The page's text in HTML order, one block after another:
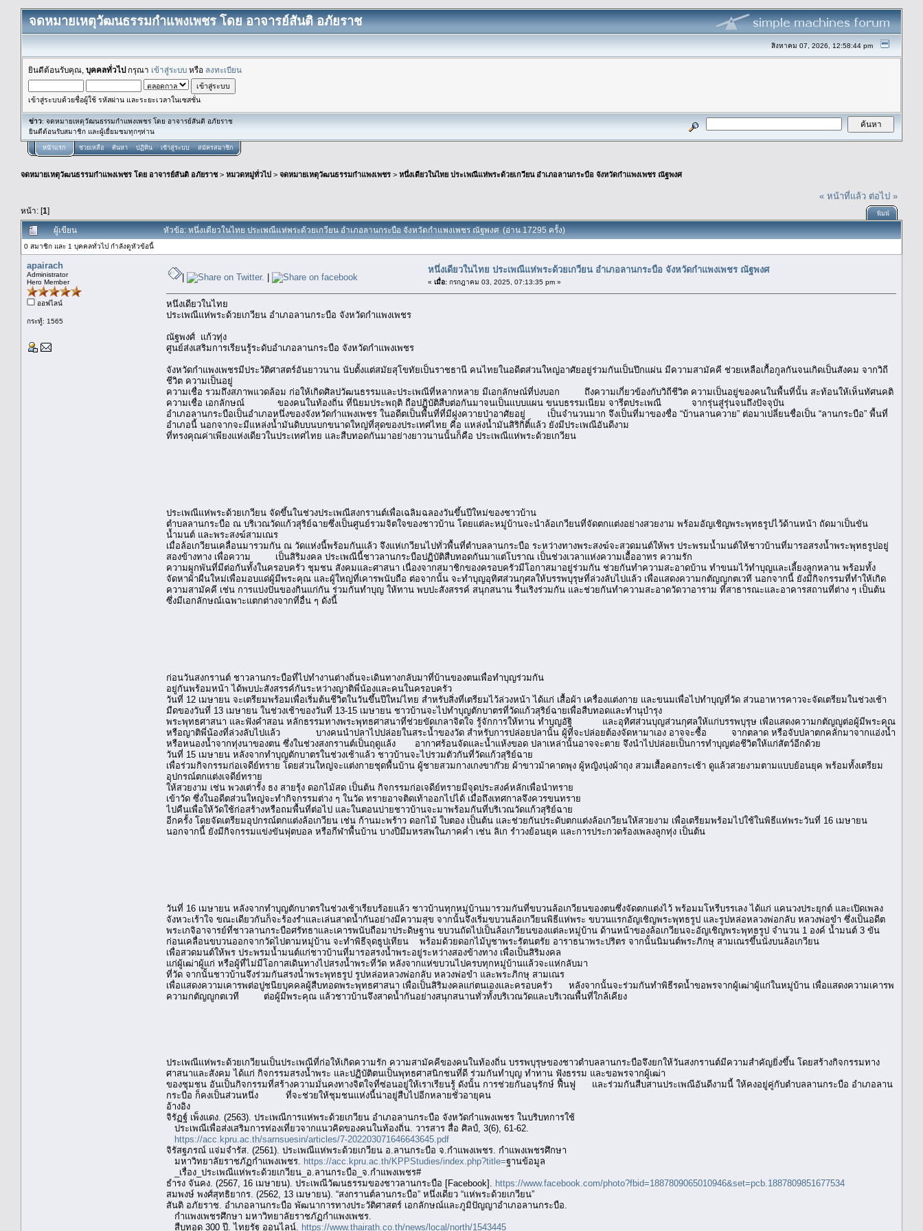
จดหมายเหตุวัฒนธรรมกำแพงเพชร โดย อาจารย์สันติ อภัยราช
สิงหาคม 07, 2026, 12:58:44 pm
ยินดีต้อนรับคุณ, บุคคลทั่วไปกรุณา เข้าสู่ระบบ หรือ ลงทะเบียน
เข้าสู่ระบบด้วยชื่อผู้ใช้ รหัสผ่าน และระยะเวลาในเซสชั่น
ข่าว: จดหมายเหตุวัฒนธรรมกำแพงเพชร โดย อาจารย์สันติ อภัยราช
ยินดีต้อนรับสมาชิก และผู้เยื่ยมชมทุกๆท่าน
หน้าแรก ช่วยเหลือ ค้นหา ปฏิทิน เข้าสู่ระบบ สมัครสมาชิก
จดหมายเหตุวัฒนธรรมกำแพงเพชร โดย อาจารย์สันติ อภัยราช> หมวดหมู่ทั่วไป > จดหมายเหตุวัฒนธรรมกำแพงเพชร > หนึ่งเดียวในไทย ประเพณีแห่พระด้วยเกวียน อำเภอลานกระบือ จังหวัดกำแพงเพชร ณัฐพงศ
หน้า: [1]
« หน้าที่แล้ว ต่อไป »
พิมพ์
ผู้เขียน หัวข้อ: หนึ่งเดียวในไทย ประเพณีแห่พระด้วยเกวียน อำเภอลานกระบือ จังหวัดกำแพงเพชร ณัฐพงศ (อ่าน 17295 ครั้ง)
0 สมาชิก และ 1 บุคคลทั่วไป กำลังดูหัวข้อนี้
apairach
Administrator
Hero Member
ออฟไลน์
กระทู้: 1565
| |
หนึ่งเดียวในไทย ประเพณีแห่พระด้วยเกวียน อำเภอลานกระบือ จังหวัดกำแพงเพชร ณัฐพงศ
« เมื่อ: กรกฎาคม 03, 2025, 07:13:35 pm »
หนึ่งเดียวในไทย
ประเพณีแห่พระด้วยเกวียน อำเภอลานกระบือ จังหวัดกำแพงเพชร
ณัฐพงศ์ แก้วทุ่ง
ศูนย์ส่งเสริมการเรียนรู้ระดับอำเภอลานกระบือ จังหวัดกำแพงเพชร
จังหวัดกำแพงเพชรมีประวัติศาสตร์อันยาวนาน นับตั้งแต่สมัยสุโขทัยเป็นราชธานี คนไทยในอดีตส่วนใหญ่อาศัยอยู่ร่วมกันเป็นปึกแผ่น มีความสามัคคี ช่วยเหลือเกื้อกูลกันจนเกิดเป็นสังคม จากวิถี
ชีวิต ความเป็นอยู่
ความเชื่อ รวมถึงสภาพแวดล้อม ก่อให้เกิดศิลปวัฒนธรรมและประเพณีที่หลากหลาย มีเอกลักษณ์ที่บ่งบอก ถึงความเกี่ยวข้องกับวิถีชีวิต ความเป็นอยู่ของคนในพื้นที่นั้น สะท้อนให้เห็นทัศนคติ
ความเชื่อ เอกลักษณ์ ของคนในท้องถิ่น ที่นิยมประพฤติ ถือปฏิบัติสืบต่อกันมาจนเป็นแบบแผน ขนบธรรมเนียม จารีตประเพณี จากรุ่นสู่รุ่นจนถึงปัจจุบัน
อำเภอลานกระบือเป็นอำเภอหนึ่งของจังหวัดกำแพงเพชร ในอดีตเป็นพื้นที่ที่มีฝูงควายป่าอาศัยอยู่ เป็นจำนวนมาก จึงเป็นที่มาของชื่อ “บ้านลานควาย” ต่อมาเปลี่ยนชื่อเป็น “ลานกระบือ” พื้นที่
อำเภอนี้ นอกจากจะมีแหล่งน้ำมันดิบบนบกขนาดใหญ่ที่สุดของประเทศไทย คือ แหล่งน้ำมันสิริกิติ์แล้ว ยังมีประเพณีอันดีงาม
ที่ทรงคุณค่าเพียงแห่งเดียวในประเทศไทย และสืบทอดกันมาอย่างยาวนานนั้นก็คือ ประเพณีแห่พระด้วยเกวียน
ประเพณีแห่พระด้วยเกวียน จัดขึ้นในช่วงประเพณีสงกรานต์เพื่อเฉลิมฉลองวันขึ้นปีใหม่ของชาวบ้าน
ตำบลลานกระบือ ณ บริเวณวัดแก้วสุริย์ฉายซึ่งเป็นศูนย์รวมจิตใจของชาวบ้าน โดยแต่ละหมู่บ้านจะนำล้อเกวียนที่จัดตกแต่งอย่างสวยงาม พร้อมอัญเชิญพระพุทธรูปไว้ด้านหน้า ถัดมาเป็นขัน
น้ำมนต์ และพระสงฆ์สามเณร
เมื่อล้อเกวียนเคลื่อนมารวมกัน ณ วัดแห่งนี้พร้อมกันแล้ว จึงแห่เกวียนไปทั่วพื้นที่ตำบลลานกระบือ ระหว่างทางพระสงฆ์จะสวดมนต์ให้พร ประพรมน้ำมนต์ให้ชาวบ้านที่มารอสรงน้ำพระพุทธรูปอยู่
สองข้างทาง เพื่อความ เป็นสิริมงคล ประเพณีนี้ชาวลานกระบือปฏิบัติสืบทอดกันมาแต่โบราณ เป็นช่วงเวลาแห่งความเอื้ออาทร ความรัก
ความผูกพันที่มีต่อกันทั้งในครอบครัว ชุมชน สังคมและศาสนา เนื่องจากสมาชิกของครอบครัวมีโอกาสมาอยู่ร่วมกัน ช่วยกันทำความสะอาดบ้าน ทำขนมไว้ทำบุญและเลี้ยงลูกหลาน พร้อมทั้ง
จัดหาผ้าผืนใหม่เพื่อมอบแด่ผู้มีพระคุณ และผู้ใหญ่ที่เคารพนับถือ ต่อจากนั้น จะทำบุญอุทิศส่วนกุศลให้บรรพบุรุษที่ล่วงลับไปแล้ว เพื่อแสดงความกตัญญูกตเวที นอกจากนี้ ยังมีกิจกรรมที่ทำให้เกิด
ความสามัคคี เช่น การแบ่งปันของกินแก่กัน ร่วมกันทำบุญ ให้ทาน พบปะสังสรรค์ สนุกสนาน รื่นเริงร่วมกัน และช่วยกันทำความสะอาดวัดวาอาราม ที่สาธารณะและอาคารสถานที่ต่าง ๆ เป็นต้น
ซึ่งมีเอกลักษณ์เฉพาะแตกต่างจากที่อื่น ๆ ดังนี้
ก่อนวันสงกรานต์ ชาวลานกระบือที่ไปทำงานต่างถิ่นจะเดินทางกลับมาที่บ้านของตนเพื่อทำบุญร่วมกัน
อยู่กันพร้อมหน้า ได้พบปะสังสรรค์กันระหว่างญาติพี่น้องและคนในครอบครัว
วันที่ 12 เมษายน จะเตรียมพร้อมเพื่อเริ่มต้นชีวิตในวันขึ้นปีใหม่ไทย สำหรับสิ่งที่เตรียมไว้ล่วงหน้า ได้แก่ เสื้อผ้า เครื่องแต่งกาย และขนมเพื่อไปทำบุญที่วัด ส่วนอาหารคาวจะจัดเตรียมในช่วงเช้า
มืดของวันที่ 13 เมษายน ในช่วงเช้าของวันที่ 13-15 เมษายน ชาวบ้านจะไปทำบุญตักบาตรที่วัดแก้วสุริย์ฉายเพื่อสืบทอดและทำนุบำรุง
พระพุทธศาสนา และฟังคำสอน หลักธรรมทางพระพุทธศาสนาที่ช่วยขัดเกลาจิตใจ รู้จักการให้ทาน ทำบุญอัฐิ และอุทิศส่วนบุญส่วนกุศลให้แก่บรรพบุรุษ เพื่อแสดงความกตัญญูต่อผู้มีพระคุณ
หรือญาติพี่น้องที่ล่วงลับไปแล้ว บางคนนำปลาไปปล่อยในสระน้ำของวัด สำหรับการปล่อยปลานั้น ผู้ที่จะปล่อยต้องจัดหามาเอง อาจจะซื้อ จากตลาด หรือจับปลาตกคลั่กมาจากแอ่งน้ำ
หรือหนองน้ำจากทุ่งนาของตน ซึ่งในช่วงสงกรานต์เป็นฤดูแล้ง อากาศร้อนจัดและน้ำแห้งขอด ปลาเหล่านั้นอาจจะตาย จึงนำไปปล่อยเป็นการทำบุญต่อชีวิตให้แก่สัตว์อีกด้วย
วันที่ 15 เมษายน หลังจากทำบุญตักบาตรในช่วงเช้าแล้ว ชาวบ้านจะไปรวมตัวกันที่วัดแก้วสุริย์ฉาย
เพื่อร่วมกิจกรรมก่อเจดีย์ทราย โดยส่วนใหญ่จะแต่งกายชุดพื้นบ้าน ผู้ชายสวมกางเกงขาก๊วย ผ้าขาวม้าคาดพุง ผู้หญิงนุ่งผ้าถุง สวมเสื้อคอกระเช้า ดูแล้วสวยงามตามแบบย้อนยุค พร้อมทั้งเตรียม
อุปกรณ์ตกแต่งเจดีย์ทราย
ให้สวยงาม เช่น พวงเต่ารั้ง ธง สายรุ้ง ดอกไม้สด เป็นต้น กิจกรรมก่อเจดีย์ทรายมีจุดประสงค์หลักเพื่อนำทราย
เข้าวัด ซึ่งในอดีตส่วนใหญ่จะทำกิจกรรมต่าง ๆ ในวัด ทรายอาจติดเท้าออกไปได้ เมื่อถึงเทศกาลจึงควรขนทราย
ไปคืนเพื่อให้วัดใช้ก่อสร้างหรือถมพื้นที่ต่อไป และในตอนบ่ายชาวบ้านจะมาพร้อมกันที่บริเวณวัดแก้วสุริย์ฉาย
อีกครั้ง โดยจัดเตรียมอุปกรณ์ตกแต่งล้อเกวียน เช่น ก้านมะพร้าว ดอกไม้ ใบตอง เป็นต้น และช่วยกันประดับตกแต่งล้อเกวียนให้สวยงาม เพื่อเตรียมพร้อมไปใช้ในพิธีแห่พระวันที่ 16 เมษายน
นอกจากนี้ ยังมีกิจกรรมแข่งขันฟุตบอล หรือกีฬาพื้นบ้าน บางปีมีมหรสพในภาคค่ำ เช่น ลิเก รำวงย้อนยุค และการประกวดร้องเพลงลูกทุ่ง เป็นต้น
วันที่ 16 เมษายน หลังจากทำบุญตักบาตรในช่วงเช้าเรียบร้อยแล้ว ชาวบ้านทุกหมู่บ้านมารวมกันที่ขบวนล้อเกวียนของตนซึ่งจัดตกแต่งไว้ พร้อมมโหรีบรรเลง ได้แก่ แคนวงประยุกต์ และเปิดเพลง
จังหวะเร้าใจ ขณะเดียวกันก็จะร้องรำและเล่นสาดน้ำกันอย่างมีความสุข จากนั้นจึงเริ่มขบวนล้อเกวียนพิธีแห่พระ ขบวนแรกอัญเชิญพระพุทธรูป และรูปหล่อหลวงพ่อกลับ หลวงพ่อขำ ซึ่งเป็นอดีต
พระเกจิอาจารย์ที่ชาวลานกระบือศรัทธาและเคารพนับถือมาประดิษฐาน ขบวนถัดไปเป็นล้อเกวียนของแต่ละหมู่บ้าน ด้านหน้าของล้อเกวียนจะอัญเชิญพระพุทธรูป จำนวน 1 องค์ น้ำมนต์ 3 ขัน
ก่อนเคลื่อนขบวนออกจากวัดไปตามหมู่บ้าน จะทำพิธีจุดธูปเทียน พร้อมด้วยดอกไม้บูชาพระรัตนตรัย อาราธนาพระปริตร จากนั้นนิมนต์พระภิกษุ สามเณรขึ้นนั่งบนล้อเกวียน
เพื่อสวดมนต์ให้พร ประพรมน้ำมนต์แก่ชาวบ้านที่มารอสรงน้ำพระอยู่ระหว่างสองข้างทาง เพื่อเป็นสิริมงคล
แก่ผู้เฒ่าผู้แก่ หรือผู้ที่ไม่มีโอกาสเดินทางไปสรงน้ำพระที่วัด หลังจากแห่ขบวนไปครบทุกหมู่บ้านแล้วจะแห่กลับมา
ที่วัด จากนั้นชาวบ้านจึงร่วมกันสรงน้ำพระพุทธรูป รูปหล่อหลวงพ่อกลับ หลวงพ่อขำ และพระภิกษุ สามเณร
เพื่อแสดงความเคารพต่อปูชนียบุคคลผู้สืบทอดพระพุทธศาสนา เพื่อเป็นสิริมงคลแก่ตนเองและครอบครัว หลังจากนั้นจะร่วมกันทำพิธีรดน้ำขอพรจากผู้เฒ่าผู้แก่ในหมู่บ้าน เพื่อแสดงความเคารพ
ความกตัญญูกตเวที ต่อผู้มีพระคุณ แล้วชาวบ้านจึงสาดน้ำกันอย่างสนุกสนานทั่วทั้งบริเวณวัดและบริเวณพื้นที่ใกล้เคียง
ประเพณีแห่พระด้วยเกวียนเป็นประเพณีที่ก่อให้เกิดความรัก ความสามัคคีของคนในท้องถิ่น บรรพบุรุษของชาวตำบลลานกระบือจึงยกให้วันสงกรานต์มีความสำคัญยิ่งขึ้น โดยสร้างกิจกรรมทาง
ศาสนาและสังคม ได้แก่ กิจกรรมสรงน้ำพระ และปฏิบัติตนเป็นพุทธศาสนิกชนที่ดี ร่วมกันทำบุญ ทำทาน ฟังธรรม และขอพรจากผู้เฒ่า
ของชุมชน อันเป็นกิจกรรมที่สร้างความมั่นคงทางจิตใจที่ซ่อนอยู่ให้เราเรียนรู้ ดังนั้น การช่วยกันอนุรักษ์ ฟื้นฟู และร่วมกันสืบสานประเพณีอันดีงามนี้ ให้คงอยู่คู่กับตำบลลานกระบือ อำเภอลาน
กระบือ ก็คงเป็นส่วนหนึ่ง ที่จะช่วยให้ชุมชนแห่งนี้น่าอยู่สืบไปอีกหลายชั่วอายุคน
อ้างอิง
จิรัฏฐ์ เพ็งแดง. (2563). ประเพณีการแห่พระด้วยเกวียน อำเภอลานกระบือ จังหวัดกำแพงเพชร ในบริบทการใช้
ประเพณีเพื่อส่งเสริมการท่องเที่ยวจากแนวคิดของคนในท้องถิ่น. วารสาร สื่อ ศิลป์, 3(6), 61-62.
https://acc.kpru.ac.th/sarnsuesin/articles/7-202203071646643645.pdf
จิรัสฐภรณ์ แจ่มจำรัส. (2561). ประเพณีแห่พระด้วยเกวียน อ.ลานกระบือ จ.กำแพงเพชร. กำแพงเพชรศึกษา
มหาวิทยาลัยราชภัฏกำแพงเพชร. https://acc.kpru.ac.th/KPPStudies/index.php?title=ฐานข้อมูล
_เรื่อง_ประเพณีแห่พระด้วยเกวียน_อ.ลานกระบือ_จ.กำแพงเพชร#
ธำรง จันคง. (2567, 16 เมษายน). ประเพณีวัฒนธรรมของชาวลานกระบือ [Facebook]. https://www.facebook.com/photo?fbid=1887809065010946&set=pcb.1887809851677534
สมพงษ์ พงศ์สุทธิยากร. (2562, 13 เมษายน). “สงกรานต์ลานกระบือ” หนึ่งเดียว “แห่พระด้วยเกวียน”
สันติ อภัยราช. อำเภอลานกระบือ พัฒนาการทางประวัติศาสตร์ เอกลักษณ์และภูมิปัญญาอำเภอลานกระบือ.
กำแพงเพชรศึกษา มหาวิทยาลัยราชภัฏกำแพงเพชร.
สืบทอด 300 ปี. ไทยรัฐ ออนไลน์. https://www.thairath.co.th/news/local/north/1543445